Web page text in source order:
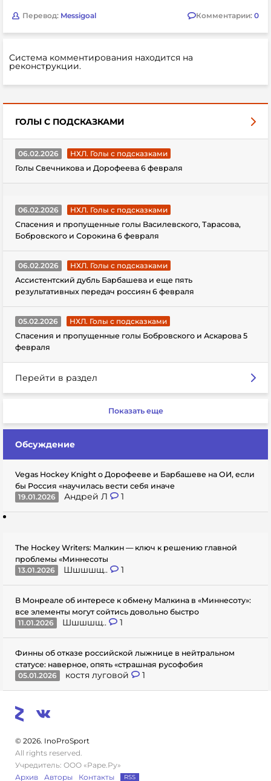
Перевод: Messigoal Комментарии: 0
Система комментирования находится на
реконструкции.
ГОЛЫ С ПОДСКАЗКАМИ
06.02.2026
НХЛ. Голы с подсказками
Голы Свечникова и Дорофеева 6 февраля
06.02.2026
НХЛ. Голы с подсказками
Спасения и пропущенные голы Василевского, Тарасова,
Бобровского и Сорокина 6 февраля
06.02.2026
НХЛ. Голы с подсказками
Ассистентский дубль Барбашева и еще пять
результативных передач россиян 6 февраля
05.02.2026
НХЛ. Голы с подсказками
Спасения и пропущенные голы Бобровского и Аскарова 5
февраля
Перейти в раздел
Показать еще
Обсуждение
Vegas Hockey Knight о Дорофееве и Барбашеве на ОИ, если
бы Россия «научилась вести себя иначе
19.01.2026
Андрей Л 1
The Hockey Writers: Малкин — ключ к решению главной
проблемы «Миннесоты
13.01.2026
Шшшшщ.. 1
В Монреале об интересе к обмену Малкина в «Миннесоту»:
все элементы могут сойтись довольно быстро
11.01.2026
Шшшшщ.. 1
Финны об отказе российской лыжнице в нейтральном
статусе: наверное, опять «страшная русофобия
05.01.2026
костя луговой 1
© 2026. InoProSport
All rights reserved.
Учредитель: ООО «Раре.Ру»
Архив
Авторы Контакты RSS